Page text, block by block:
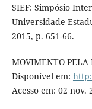
SIEF: Simpósio
Universidade
2015, p. 651-66.
MOVIMENTO PELA
Disponível em:
Acesso em: 02 nov.